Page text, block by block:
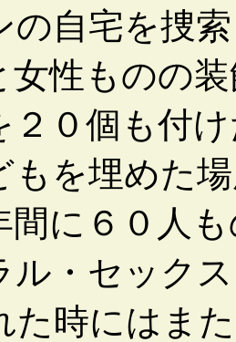
自宅を捜
女性ものの
２０個も付
もを埋めた
に６０人
ル・セック
た時にはま